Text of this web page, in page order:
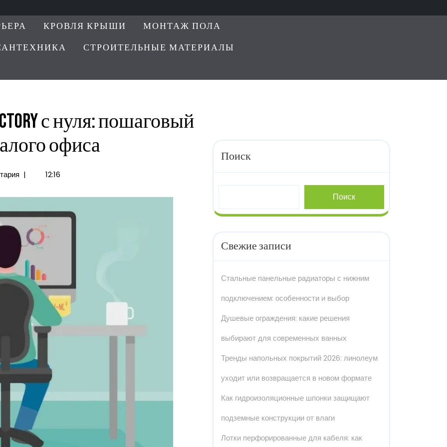
КРОВЛЯ КРЫШИ МОНТАЖ ПОЛА
СТРОИТЕЛЬНЫЕ МАТЕРИАЛЫ
с нуля: пошаговый
офиса
| 12:16
Поиск
Поиск
Свежие записи
Стальные панельные радиаторы с нижним
подключением: особенности и выбор
Душевые ограждения: какие решения
выбирают для современных ванных
Тренды напольных покрытий 2026: линолеум
уходит или возвращается в новом формате
Как гидроизоляционные шпонки защищают
подземные конструкции от влаги
Лотки перфорированные для кабеля: как